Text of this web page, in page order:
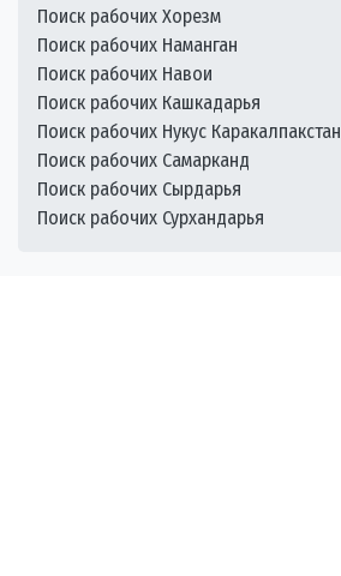
Поиск рабочих Хорезм
Поиск рабочих Наманган
Поиск рабочих Навои
Поиск рабочих Кашкадарья
Поиск рабочих Нукус Каракалпакстан
Поиск рабочих Самарканд
Поиск рабочих Сырдарья
Поиск рабочих Сурхандарья